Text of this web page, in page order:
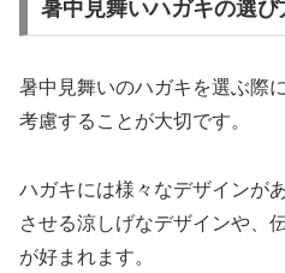
暑中見舞いハガキの選び
暑中見舞いのハガキを選ぶ際
考慮することが大切です。
ハガキには様々なデザインが
させる涼しげなデザインや、
が好まれます。